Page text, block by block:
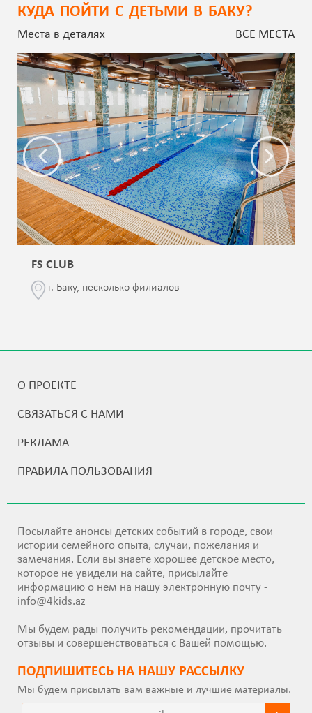
КУДА ПОЙТИ С ДЕТЬМИ В БАКУ?
Места в деталях ВСЕ МЕСТА
FS CLUB
г. Баку, несколько филиалов
О ПРОЕКТЕ
СВЯЗАТЬСЯ С НАМИ
РЕКЛАМА
ПРАВИЛА ПОЛЬЗОВАНИЯ
Посылайте анонсы детских событий в городе, свои
истории семейного опыта, случаи, пожелания и
замечания. Если вы знаете хорошее детское место,
которое не увидели на сайте, присылайте
информацию о нем на нашу электронную почту -
info@4kids.az
Мы будем рады получить рекомендации, прочитать
отзывы и совершенствоваться с Вашей помощью.
ПОДПИШИТEСЬ НА НАШУ РАССЫЛКУ
Мы будем присылать вам важные и лучшие материалы.